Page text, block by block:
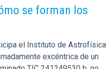
se forman los
el Instituto de Astrofísica
excéntrica de un